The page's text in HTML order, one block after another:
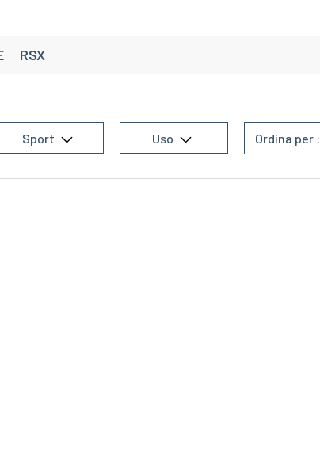
RSX
Sport Uso Ordina per :